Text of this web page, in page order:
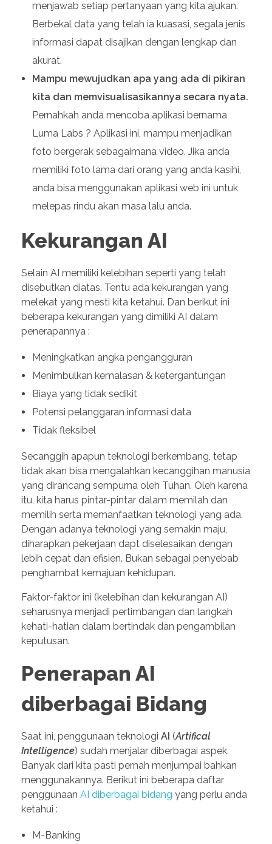
menjawab setiap pertanyaan yang kita ajukan.
Berbekal data yang telah ia kuasasi, segala jenis
informasi dapat disajikan dengan lengkap dan
akurat.
Mampu mewujudkan apa yang ada di pikiran
kita dan memvisualisasikannya secara nyata.
Pernahkah anda mencoba aplikasi bernama
Luma Labs ? Aplikasi ini, mampu menjadikan
foto bergerak sebagaimana video. Jika anda
memiliki foto lama dari orang yang anda kasihi,
anda bisa menggunakan aplikasi web ini untuk
melepas rindu akan masa lalu anda.
Kekurangan AI
Selain AI memiliki kelebihan seperti yang telah
disebutkan diatas. Tentu ada kekurangan yang
melekat yang mesti kita ketahui. Dan berikut ini
beberapa kekurangan yang dimiliki AI dalam
penerapannya :
Meningkatkan angka pengangguran
Menimbulkan kemalasan & ketergantungan
Biaya yang tidak sedikit
Potensi pelanggaran informasi data
Tidak fleksibel
Secanggih apapun teknologi berkembang, tetap
tidak akan bisa mengalahkan kecanggihan manusia
yang dirancang sempurna oleh Tuhan. Oleh karena
itu, kita harus pintar-pintar dalam memilah dan
memilih serta memanfaatkan teknologi yang ada.
Dengan adanya teknologi yang semakin maju,
diharapkan pekerjaan dapt diselesaikan dengan
lebih cepat dan efisien. Bukan sebagai penyebab
penghambat kemajuan kehidupan.
Faktor-faktor ini (kelebihan dan kekurangan AI)
seharusnya menjadi pertimbangan dan langkah
kehati-hatian dalam bertindak dan pengambilan
keputusan.
Penerapan AI
diberbagai Bidang
Saat ini, penggunaan teknologi AI (Artifical
Intelligence) sudah menjalar diberbagai aspek.
Banyak dari kita pasti pernah menjumpai bahkan
menggunakannya. Berikut ini beberapa daftar
penggunaan AI diberbagai bidang yang perlu anda
ketahui :
M-Banking